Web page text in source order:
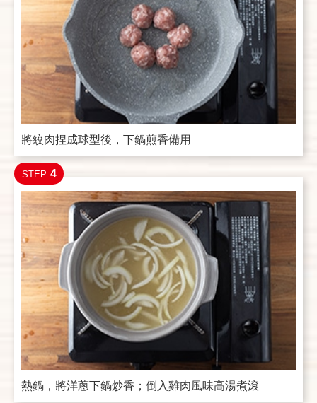
將絞肉捏成球型後，下鍋煎香備用
STEP 4
熱鍋，將洋蔥下鍋炒香；倒入雞肉風味高湯煮滾